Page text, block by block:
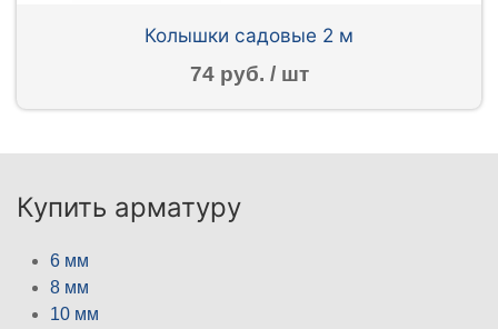
Колышки садовые 2 м
74 руб. / шт
Купить арматуру
6 мм
8 мм
10 мм